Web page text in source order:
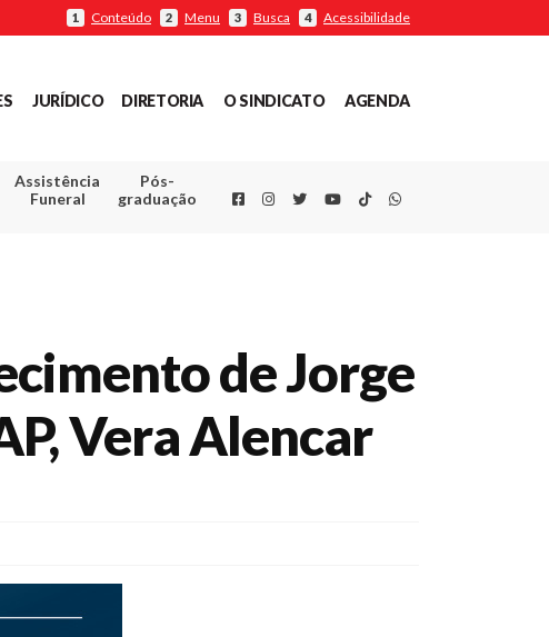
1 Conteúdo 2 Menu 3 Busca 4 Acessibilidade
JURÍDICO DIRETORIA O SINDICATO AGENDA
Assistência
Funeral
Pós-
graduação
FacebookInstagram
TwitterYoutube
TikTokWhatsapp
de Jorge
Vera Alencar